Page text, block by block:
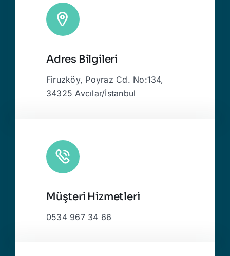
Adres Bilgileri
Firuzköy, Poyraz Cd. No:134,
34325 Avcılar/İstanbul
Müşteri Hizmetleri
0534 967 34 66